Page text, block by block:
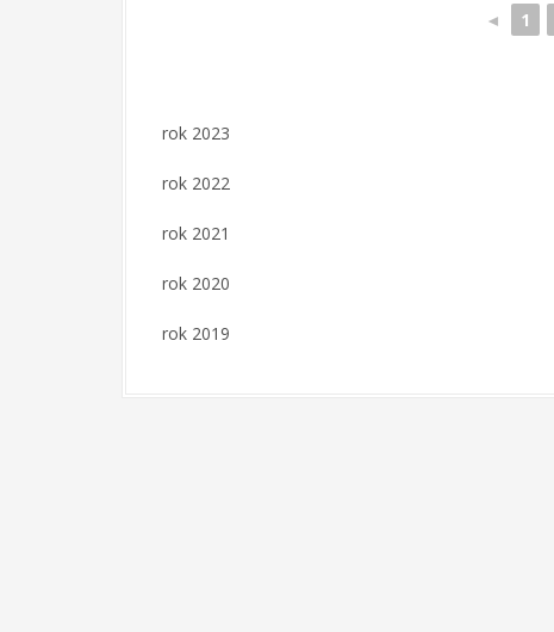
◄ 1
rok 2023
rok 2022
rok 2021
rok 2020
rok 2019